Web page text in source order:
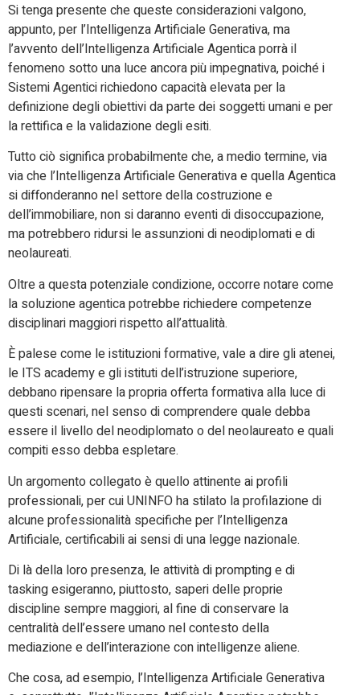
Si tenga presente che queste considerazioni valgono,
appunto, per l’Intelligenza Artificiale Generativa, ma
l’avvento dell’Intelligenza Artificiale Agentica porrà il
fenomeno sotto una luce ancora più impegnativa, poiché i
Sistemi Agentici richiedono capacità elevata per la
definizione degli obiettivi da parte dei soggetti umani e per
la rettifica e la validazione degli esiti.
Tutto ciò significa probabilmente che, a medio termine, via
via che l’Intelligenza Artificiale Generativa e quella Agentica
si diffonderanno nel settore della costruzione e
dell’immobiliare, non si daranno eventi di disoccupazione,
ma potrebbero ridursi le assunzioni di neodiplomati e di
neolaureati.
Oltre a questa potenziale condizione, occorre notare come
la soluzione agentica potrebbe richiedere competenze
disciplinari maggiori rispetto all’attualità.
È palese come le istituzioni formative, vale a dire gli atenei,
le ITS academy e gli istituti dell’istruzione superiore,
debbano ripensare la propria offerta formativa alla luce di
questi scenari, nel senso di comprendere quale debba
essere il livello del neodiplomato o del neolaureato e quali
compiti esso debba espletare.
Un argomento collegato è quello attinente ai profili
professionali, per cui UNINFO ha stilato la profilazione di
alcune professionalità specifiche per l’Intelligenza
Artificiale, certificabili ai sensi di una legge nazionale.
Di là della loro presenza, le attività di prompting e di
tasking esigeranno, piuttosto, saperi delle proprie
discipline sempre maggiori, al fine di conservare la
centralità dell’essere umano nel contesto della
mediazione e dell’interazione con intelligenze aliene.
Che cosa, ad esempio, l’Intelligenza Artificiale Generativa